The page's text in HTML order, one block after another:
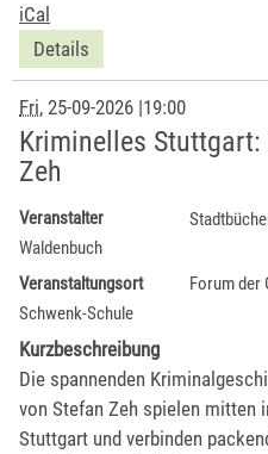
iCal
Details
Fri, 25-09-2026 |19:00
Kriminelles
Zeh
Veranstalter
Waldenbuch
Veranstaltungsort
Forum der
Schwenk-Schule
Kurzbeschreibung
Die spannenden
von Stefan Zeh spielen mitten
Stuttgart und verbinden